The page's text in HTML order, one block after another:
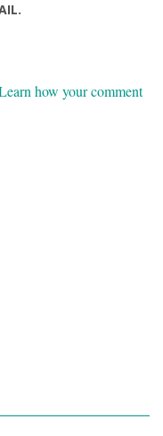
how your comment